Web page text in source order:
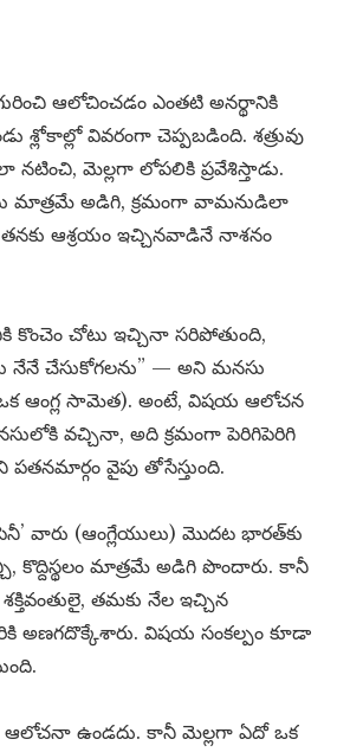
ఆలోచించడం ఎంతటి అనర్థానికి
శ్లోకాల్లో వివరంగా చెప్పబడింది. శత్రువు
నటించి, మెల్లగా లోపలికి ప్రవేశిస్తాడు.
మాత్రమే అడిగి, క్రమంగా వామనుడిలా
ఆశ్రయం ఇచ్చినవాడినే నాశనం
కొంచెం చోటు ఇచ్చినా సరిపోతుంది,
నేనే చేసుకోగలను” — అని మనసు
ఒక ఆంగ్ల సామెత). అంటే, విషయ ఆలోచన
వచ్చినా, అది క్రమంగా పెరిగిపెరిగి
పతనమార్గం వైపు తోసేస్తుంది.
వారు (ఆంగ్లేయులు) మొదట భారత్‌కు
కొద్దిస్థలం మాత్రమే అడిగి పొందారు. కానీ
తమకు నేల ఇచ్చిన
అణగదొక్కేశారు. విషయ సంకల్పం కూడా
ఉండదు. కానీ మెల్లగా ఏదో ఒక